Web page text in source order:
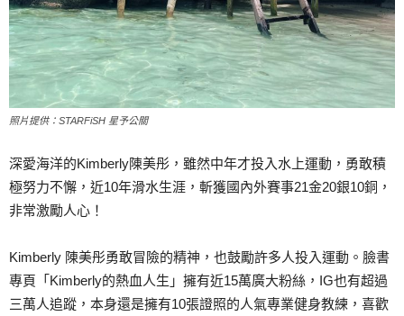
照片提供：STARFiSH 星予公關
深愛海洋的Kimberly陳美彤，雖然中年才投入水上運動，勇敢積
極努力不懈，近10年滑水生涯，斬獲國內外賽事21金20銀10銅，
非常激勵人心！
Kimberly 陳美彤勇敢冒險的精神，也鼓勵許多人投入運動。臉書
專頁「Kimberly的熱血人生」擁有近15萬廣大粉絲，IG也有超過
三萬人追蹤，本身還是擁有10張證照的人氣專業健身教練，喜歡